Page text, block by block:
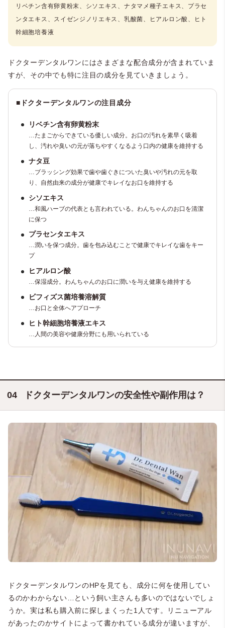
リベチン含有卵黄粉末、シソエキス、ナタマメ種子エキス、プラセ
ンタエキス、スイゼンジノリエキス、乳酸菌、ヒアルロン酸、ヒト
幹細胞培養液
ドクターデンタルワンにはさまざまな配合成分が含まれていま
すが、その中でも特に注目の成分を見ていきましょう。
■ ドクターデンタルワンの注目成分
リベチン含有卵黄粉末
…たまごからできている優しい成分。お口の汚れを素早く吸着
し、汚れや臭いの元が落ちやすくなるよう口内の健康を維持する
ナタ豆
…ブラッシング効果で歯や歯ぐきについた臭いや汚れの元を取
り、自然由来の成分が健康でキレイなお口を維持する
シソエキス
…和風ハーブの代表とも言われている。わんちゃんのお口を清潔
に保つ
プラセンタエキス
…潤いを保つ成分。歯を包み込むことで健康でキレイな歯をキー
プ
ヒアルロン酸
…保湿成分。わんちゃんのお口に潤いを与え健康を維持する
ビフィズス菌培養溶解質
…お口と全体へアプローチ
ヒト幹細胞培養液エキス
…人間の美容や健康分野にも用いられている
ドクターデンタルワンの安全性や副作用は？
ドクターデンタルワンのHPを見ても、成分に何を使用してい
るのかわからない…という飼い主さんも多いのではないでしょ
うか。実は私も購入前に探しまくった1人です。リニューアル
があったのかサイトによって書かれている成分が違いますが、